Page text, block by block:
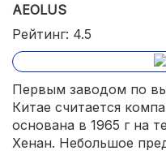
AEOLUS
Рейтинг: 4.5
Первым заводом по
Китае считается
основана в 1965 г на
Хенан. Небольшое